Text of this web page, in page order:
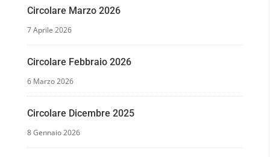
Circolare Marzo 2026
7 Aprile 2026
Circolare Febbraio 2026
6 Marzo 2026
Circolare Dicembre 2025
8 Gennaio 2026